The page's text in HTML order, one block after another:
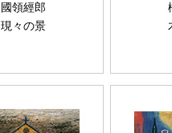
國領經郎
現々の景